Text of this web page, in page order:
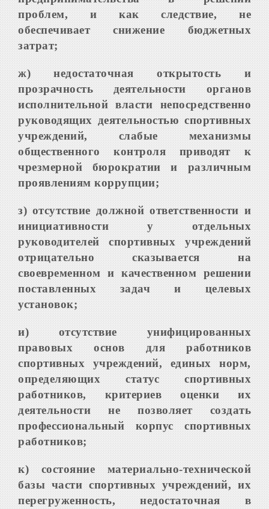
проблем, и как следствие, не
обеспечивает снижение бюджетных
затрат;
ж) недостаточная открытость и
прозрачность деятельности органов
исполнительной власти непосредственно
руководящих деятельностью спортивных
учреждений, слабые механизмы
общественного контроля приводят к
чрезмерной бюрократии и различным
проявлениям коррупции;
з) отсутствие должной ответственности и
инициативности у отдельных
руководителей спортивных учреждений
отрицательно сказывается на
своевременном и качественном решении
поставленных задач и целевых
установок;
и) отсутствие унифицированных
правовых основ для работников
спортивных учреждений, единых норм,
определяющих статус спортивных
работников, критериев оценки их
деятельности не позволяет создать
профессиональный корпус спортивных
работников;
к) состояние материально-технической
базы части спортивных учреждений, их
перегруженность, недостаточная в